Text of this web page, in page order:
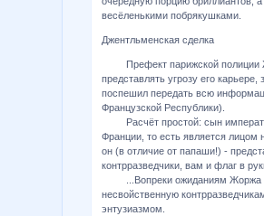
весёленькими побрякушками.
Джентльменская сделка
Префект парижской полиции
представлять угрозу его
поспешил передать всю
Французской Республики).
Расчёт простой: сын
Франции, то есть является лицом
он (в отличие от папаши!) -
контрразведчики, вам и флаг в
...Вопреки ожиданиям Жоржа
несвойственную
энтузиазмом.